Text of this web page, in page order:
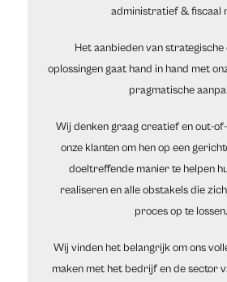
administratief & fiscaal
Het aanbieden van
oplossingen gaat hand in hand met
pragmatische
Wij denken graag creatief en out-
onze klanten om hen op een
doeltreffende manier te helpen
realiseren en alle obstakels die
proces op te lossen.
Wij vinden het belangrijk om ons
maken met het bedrijf en de sector